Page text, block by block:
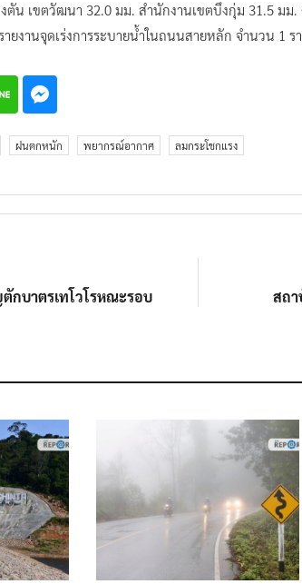
น เขตวัฒนา 32.0 มม. สำนักงานเขตบึงกุ่ม 31.5 มม
ยงานจุดเร่งการระบายน้ำในถนนสายหลัก จำนวน 1
ฝนตกหนัก พยากรณ์อากาศ ลมกระโชกแรง
บาตรเทโวโรหณะรอบ
สถา